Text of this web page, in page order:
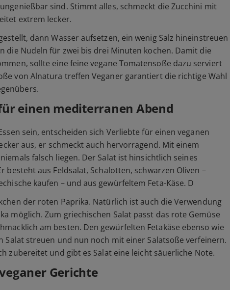
sind. Stimmt alles, schmeckt die Zucchini mit
extrem lecker.
dann Wasser aufsetzen, ein wenig Salz hineinstreuen
die Nudeln für zwei bis drei Minuten kochen. Damit die
sollte eine feine vegane Tomatensoße dazu serviert
von Alnatura treffen Veganer garantiert die richtige Wahl
einen mediterranen Abend
sein, entscheiden sich Verliebte für einen veganen
aus, er schmeckt auch hervorragend. Mit einem
falsch liegen. Der Salat ist hinsichtlich seines
besteht aus Feldsalat, Schalotten, schwarzen Oliven –
kaufen – und aus gewürfeltem Feta-Käse. D
der roten Paprika. Natürlich ist auch die Verwendung
möglich. Zum griechischen Salat passt das rote Gemüse
am besten. Den gewürfelten Fetakäse ebenso wie
Salat streuen und nun noch mit einer Salatsoße verfeinern.
zubereitet und gibt es Salat eine leicht säuerliche Note.
Gerichte